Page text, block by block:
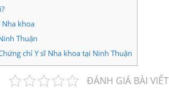
Nha khoa
Thuận
chỉ Y sĩ Nha khoa tại Ninh Thuận
ĐÁNH GIÁ BÀI VIẾT